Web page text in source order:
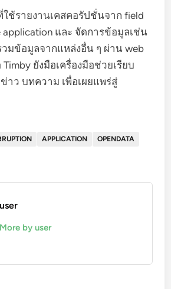
ใช้รายงานเคสคอรัปชั่นจาก field
และ จัดการข้อมูลเช่น
มข้อมูลจากแหล่งอื่น ๆ ผ่าน web
ยังมือเครื่องมือช่วยเรียบ
าว บทความ เพื่อเผยแพร่สู่
APPLICATION OPENDATA
user
More by user